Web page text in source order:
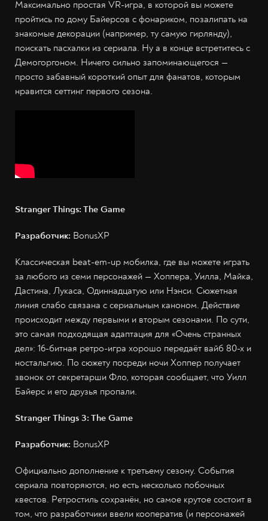
Максимально простая VR-игра, в которой вы можете
пройтись по дому Байерсов с фонариком, позалипать на
знакомые декорации (например, ту самую гирлянду),
поискать пасхалки из сериала. Ну а в конце встретитесь с
Демогоргоном. Ничего сильно запоминающегося —
просто забавный короткий опыт для фанатов, которым
нравится сеттинг первого сезона.
Stranger Things: The Game
Разработчик: BonusXP
Классическая beat-em-up мобилка, где вы можете играть
за любого из семи персонажей — Хоппера, Уилла, Майка,
Дастина, Лукаса, Одиннадцатую или Нэнси. Сюжетная
линия слабо связана с сериальным каноном. Действие
происходит между первыми и вторым сезонами. По сути,
это самая подходящая адаптация для «Очень странных
дел»: 16-битная ретро-игра хорошо передаёт вайб 80-х и
ностальгию. По сюжету посреди ночи Хоппер получает
звонок от секретарши Фло, которая сообщает, что Уилл
Байерс и его друзья пропали.
Stranger Things 3: The Game
Разработчик: BonusXP
Официально дополнение к третьему сезону. События
сериала повторяются, но есть несколько побочных
квестов. Ретростиль сохранён, но самое крутое состоит в
том, что разработчики ввели кооператив (и персонажей